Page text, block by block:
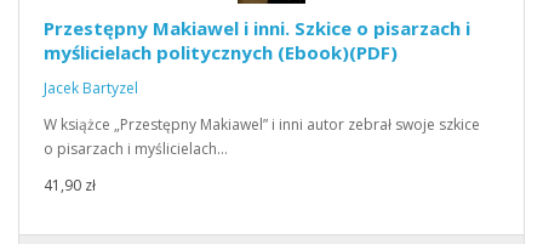
Przestępny Makiawel i inni. Szkice o pisarzach i
myślicielach politycznych (Ebook)(PDF)
Jacek Bartyzel
W książce „Przestępny Makiawel” i inni autor zebrał swoje szkice
o pisarzach i myślicielach…
41,90 zł